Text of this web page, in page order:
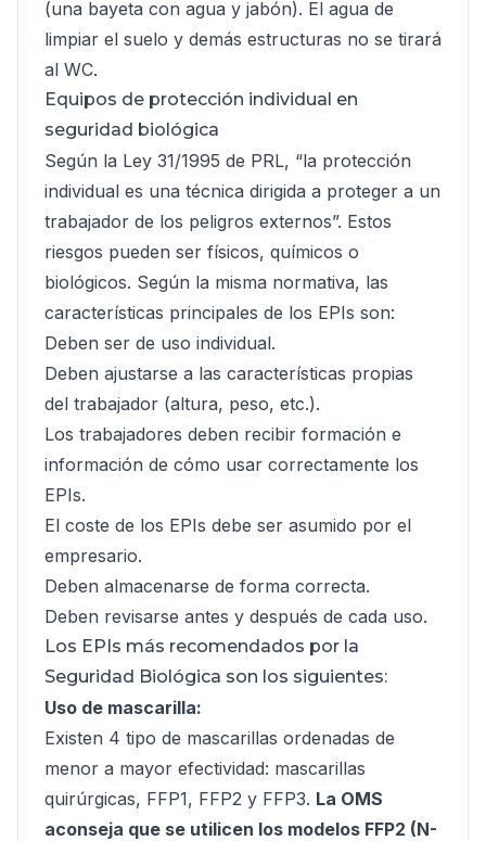
(una bayeta con agua y jabón). El agua de
limpiar el suelo y demás estructuras no se tirará
al WC.
Equipos de protección individual en
seguridad biológica
Según la Ley 31/1995 de PRL, “la protección
individual es una técnica dirigida a proteger a un
trabajador de los peligros externos”. Estos
riesgos pueden ser físicos, químicos o
biológicos. Según la misma normativa, las
características principales de los EPIs son:
Deben ser de uso individual.
Deben ajustarse a las características propias
del trabajador (altura, peso, etc.).
Los trabajadores deben recibir formación e
información de cómo usar correctamente los
EPIs.
El coste de los EPIs debe ser asumido por el
empresario.
Deben almacenarse de forma correcta.
Deben revisarse antes y después de cada uso.
Los EPIs más recomendados por la
Seguridad Biológica son los siguientes:
Uso de mascarilla:
Existen 4 tipo de mascarillas ordenadas de
menor a mayor efectividad: mascarillas
quirúrgicas, FFP1, FFP2 y FFP3. La OMS
aconseja que se utilicen los modelos FFP2 (N-